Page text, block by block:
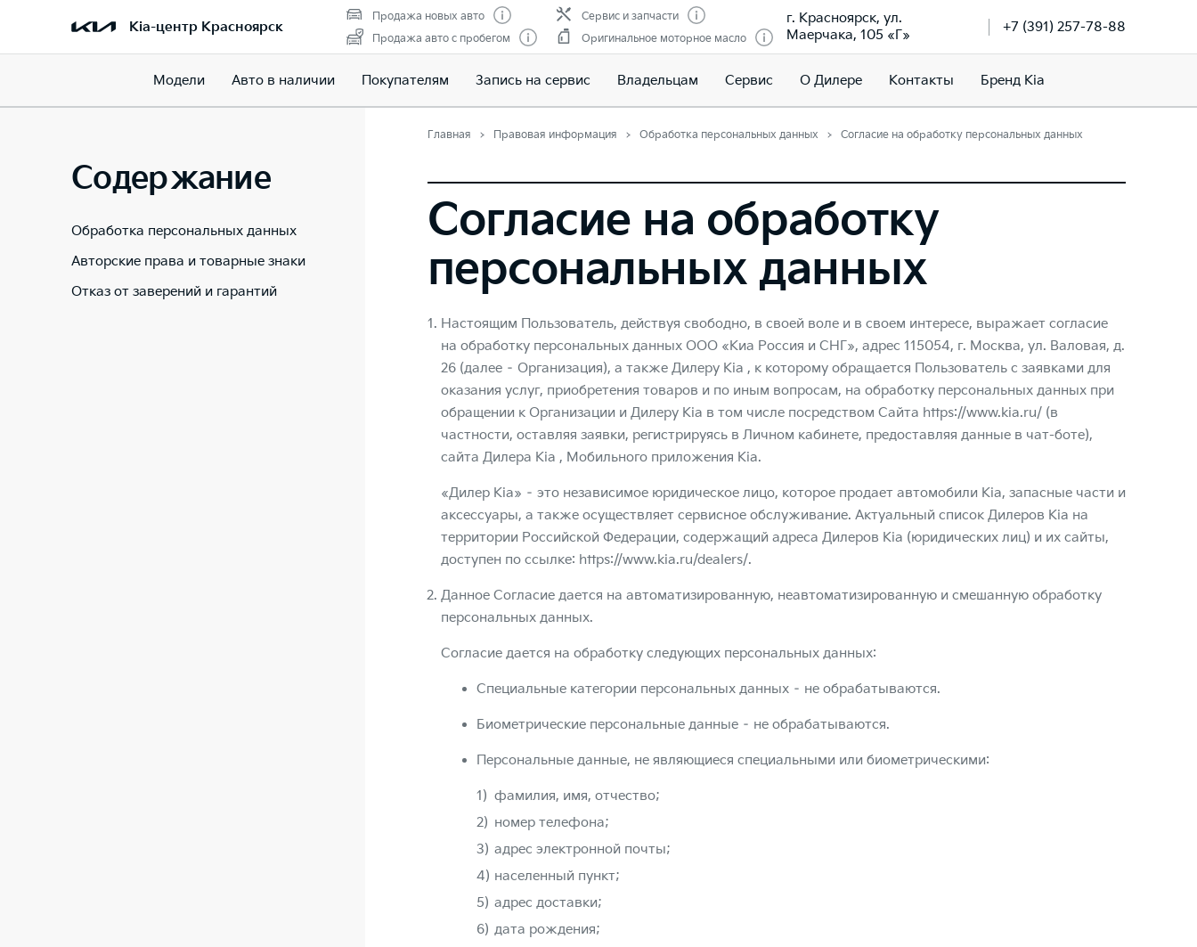
Kia-центр Красноярск
Продажа новых авто
Продажа авто с пробегом
Сервис и запчасти
Оригинальное моторное масло
г. Красноярск, ул.
Маерчака, 105 «Г»
+7 (391) 257-78-88
Модели Авто в наличии Покупателям Запись на сервис Владельцам Сервис О Дилере Контакты Бренд Kia
Содержание
Обработка персональных данных
Авторские права и товарные знаки
Отказ от заверений и гарантий
Главная Правовая информация Обработка персональных данных Согласие на обработку персональных данных
Согласие на обработку
персональных данных
Настоящим Пользователь, действуя свободно, в своей воле и в своем интересе, выражает согласие
на обработку персональных данных ООО «Киа Россия и СНГ», адрес 115054, г. Москва, ул. Валовая, д.
26 (далее – Организация), а также Дилеру Kia , к которому обращается Пользователь с заявками для
оказания услуг, приобретения товаров и по иным вопросам, на обработку персональных данных при
обращении к Организации и Дилеру Kia в том числе посредством Сайта https://www.kia.ru/ (в
частности, оставляя заявки, регистрируясь в Личном кабинете, предоставляя данные в чат-боте),
сайта Дилера Kia , Мобильного приложения Kia.
«Дилер Kia» – это независимое юридическое лицо, которое продает автомобили Kia, запасные части и
аксессуары, а также осуществляет сервисное обслуживание. Актуальный список Дилеров Kia на
территории Российской Федерации, содержащий адреса Дилеров Kia (юридических лиц) и их сайты,
доступен по ссылке: https://www.kia.ru/dealers/.
Данное Согласие дается на автоматизированную, неавтоматизированную и смешанную обработку
персональных данных.
Согласие дается на обработку следующих персональных данных:
Специальные категории персональных данных – не обрабатываются.
Биометрические персональные данные – не обрабатываются.
Персональные данные, не являющиеся специальными или биометрическими:
фамилия, имя, отчество;
номер телефона;
адрес электронной почты;
населенный пункт;
адрес доставки;
дата рождения;